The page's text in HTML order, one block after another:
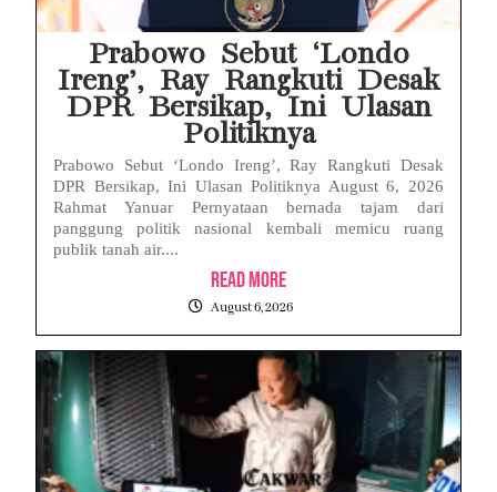
Prabowo Sebut ‘Londo
Ireng’, Ray Rangkuti Desak
DPR Bersikap, Ini Ulasan
Politiknya
Prabowo Sebut ‘Londo Ireng’, Ray Rangkuti Desak
DPR Bersikap, Ini Ulasan Politiknya August 6, 2026
Rahmat Yanuar Pernyataan bernada tajam dari
panggung politik nasional kembali memicu ruang
publik tanah air....
Read More
August 6, 2026